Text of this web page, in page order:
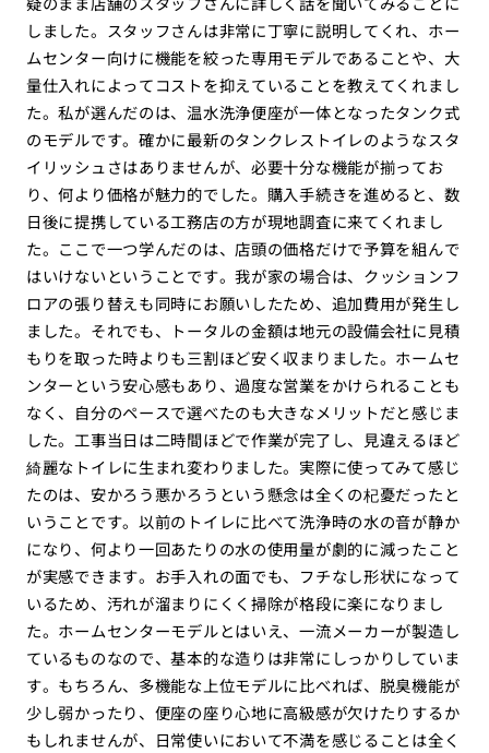
しました。スタッフさんは非常に丁寧に説明してくれ、ホー
ムセンター向けに機能を絞った専用モデルであることや、大
量仕入れによってコストを抑えていることを教えてくれまし
た。私が選んだのは、温水洗浄便座が一体となったタンク式
のモデルです。確かに最新のタンクレストイレのようなスタ
イリッシュさはありませんが、必要十分な機能が揃ってお
り、何より価格が魅力的でした。購入手続きを進めると、数
日後に提携している工務店の方が現地調査に来てくれまし
た。ここで一つ学んだのは、店頭の価格だけで予算を組んで
はいけないということです。我が家の場合は、クッションフ
ロアの張り替えも同時にお願いしたため、追加費用が発生し
ました。それでも、トータルの金額は地元の設備会社に見積
もりを取った時よりも三割ほど安く収まりました。ホームセ
ンターという安心感もあり、過度な営業をかけられることも
なく、自分のペースで選べたのも大きなメリットだと感じま
した。工事当日は二時間ほどで作業が完了し、見違えるほど
綺麗なトイレに生まれ変わりました。実際に使ってみて感じ
たのは、安かろう悪かろうという懸念は全くの杞憂だったと
いうことです。以前のトイレに比べて洗浄時の水の音が静か
になり、何より一回あたりの水の使用量が劇的に減ったこと
が実感できます。お手入れの面でも、フチなし形状になって
いるため、汚れが溜まりにくく掃除が格段に楽になりまし
た。ホームセンターモデルとはいえ、一流メーカーが製造し
ているものなので、基本的な造りは非常にしっかりしていま
す。もちろん、多機能な上位モデルに比べれば、脱臭機能が
少し弱かったり、便座の座り心地に高級感が欠けたりするか
もしれませんが、日常使いにおいて不満を感じることは全く